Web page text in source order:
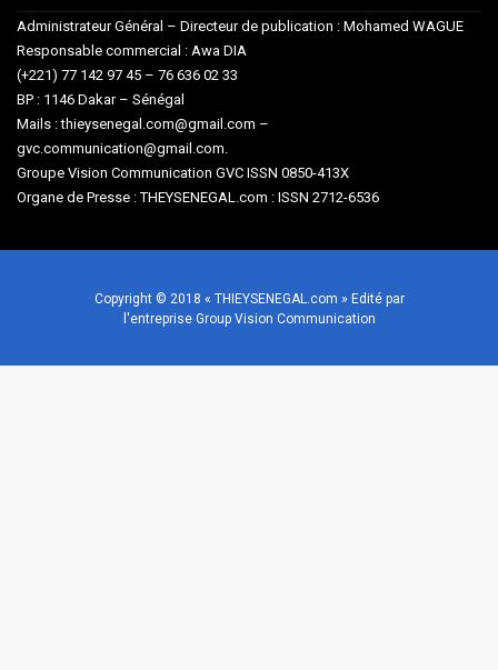
Administrateur Général – Directeur de publication : Mohamed WAGUE
Responsable commercial : Awa DIA
(+221) 77 142 97 45 – 76 636 02 33
BP : 1146 Dakar – Sénégal
Mails : thieysenegal.com@gmail.com –
gvc.communication@gmail.com.
Groupe Vision Communication GVC ISSN 0850-413X
Organe de Presse : THEYSENEGAL.com : ISSN 2712-6536
Copyright © 2018 « THIEYSENEGAL.com » Edité par
l'entreprise Group Vision Communication